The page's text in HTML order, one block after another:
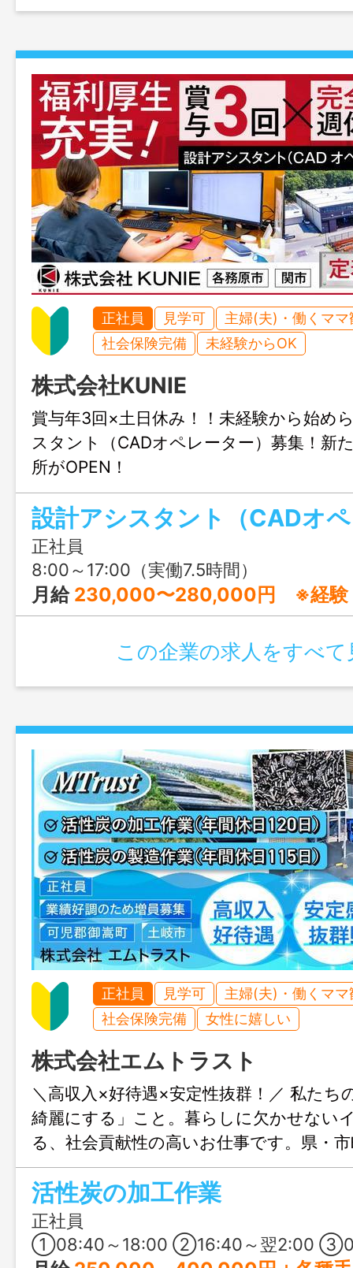
正社員 見学可
主婦(夫)・働くママ
社会保険完備
未経験からOK
株式会社KUNIE
賞与年3回×土日休み！！未経験から始め
スタント（CADオペレーター）募集！新
所がOPEN！
設計アシスタント（CADオ
正社員
8:00～17:00（実働7.5時間）
月給 230,000〜280,000円 ※経験・年齢を考
この企業の求人をすべて
正社員 見学可
主婦(夫)・働くママ
社会保険完備
女性に嬉しい
株式会社エムトラスト
＼高収入×好待遇×安定性抜群！／ 私たち
綺麗にする」こと。暮らしに欠かせない
る、社会貢献性の高いお仕事です。県・
依頼が中心のため、景気に左右されにく
と仕事量をしっかり確保できます！
活性炭の加工作業
正社員
①08:40～18:00 ②16:40～翌2:00 ③01:00